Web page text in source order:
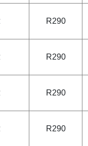
R290
R290
R290
R290